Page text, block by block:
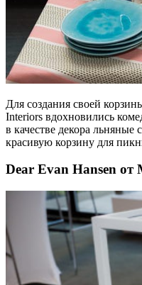
Для создания своей
Interiors вдохновились
в качестве декора
красивую корзину для
Dear Evan Hansen от